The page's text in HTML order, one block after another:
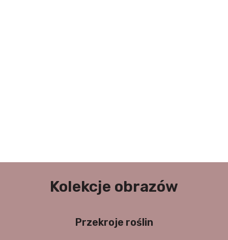
Kolekcje obrazów
Przekroje roślin